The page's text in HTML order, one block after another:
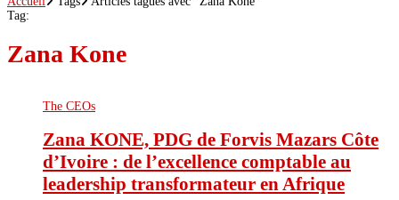
Tag:
Zana Kone
The CEOs
Zana KONE, PDG de Forvis Mazars Côte
d’Ivoire : de l’excellence comptable au
leadership transformateur en Afrique